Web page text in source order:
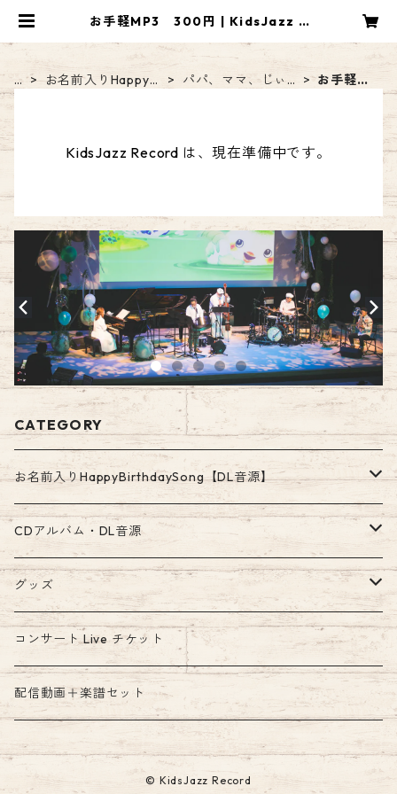
お手軽MP3 300円 | KidsJazz R
H
お名前入りHappyBi
パパ、ママ、じぃ
お手軽M
KidsJazz Record は、現在準備中です。
CATEGORY
お名前入りHappyBirthdaySong【DL音源】
ア行〜カ・ガ行のお名前
高音質WAV500円
お手軽MP3 300円
サ・ザ行〜タ・ダ行のお名前
高音質WAV500円
お手軽MP3 300円
ナ行〜ハ・パ・バ行のお名前
高音質WAV500円
お手軽MP3 300円
マ行〜ヤ行のお名前
ラ行〜ワ行のお名前
CDアルバム・DL音源
ダウンロード音源
高音質WAV音源
グッズ
絵本
コンサート Live チケット
配信動画＋楽譜セット
© KidsJazz Record